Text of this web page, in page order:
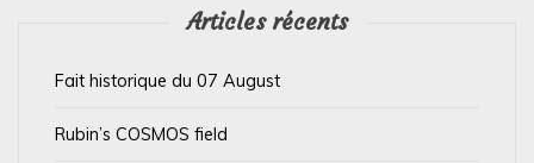
Articles récents
Fait historique du 07 August
Rubin’s COSMOS field